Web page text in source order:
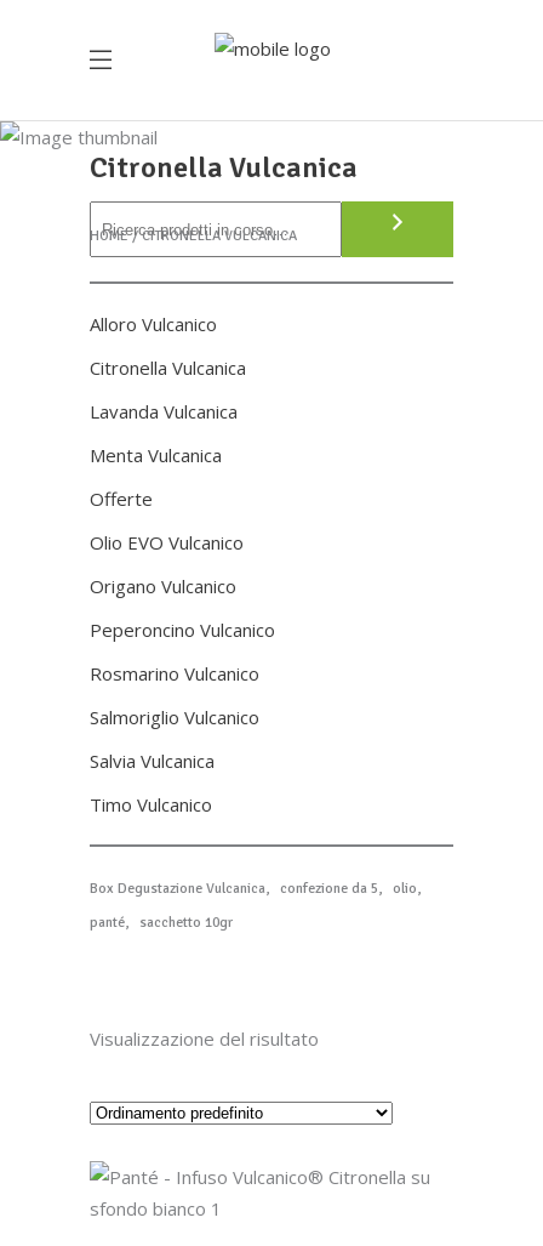
Citronella Vulcanica
HOME CITRONELLA VULCANICA
Alloro Vulcanico
Citronella Vulcanica
Lavanda Vulcanica
Menta Vulcanica
Offerte
Olio EVO Vulcanico
Origano Vulcanico
Peperoncino Vulcanico
Rosmarino Vulcanico
Salmoriglio Vulcanico
Salvia Vulcanica
Timo Vulcanico
Box Degustazione Vulcanica confezione da 5
olio
panté
sacchetto 10gr
Visualizzazione del risultato
AGGIUNGI AL CARRELLO